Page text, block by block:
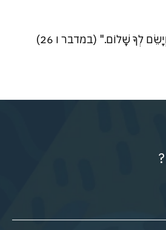
לְךָ שָׁלוֹם." (במדבר ו 26)